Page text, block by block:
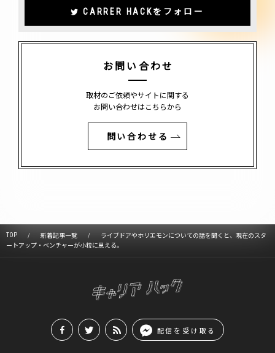
CARRER HACKをフォロー
お問い合わせ
取材のご依頼やサイトに関する
お問い合わせはこちらから
問い合わせる
TOP 新着記事一覧
ライブドアやホリエモンについての話を聞くと、現在のスタ
ートアップ・ベンチャーが小粒に思える。
配信を受け取る